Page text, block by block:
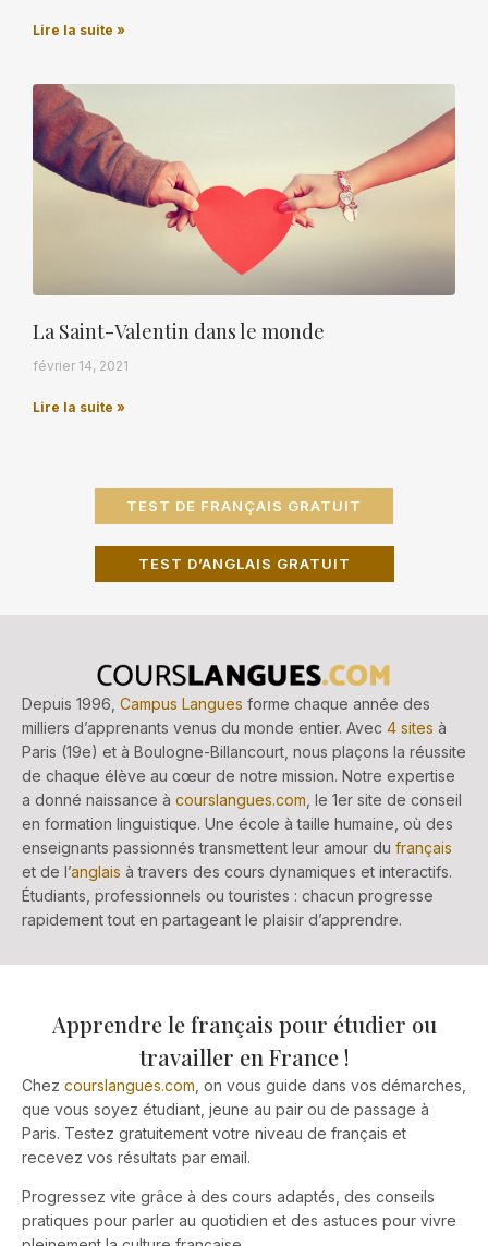
Lire la suite »
La Saint-Valentin dans le monde
février 14, 2021
Lire la suite »
TEST DE FRANÇAIS GRATUIT
TEST D’ANGLAIS GRATUIT
Depuis 1996, Campus Langues forme chaque année des
milliers d’apprenants venus du monde entier. Avec 4 sites à
Paris (19e) et à Boulogne-Billancourt, nous plaçons la réussite
de chaque élève au cœur de notre mission. Notre expertise
a donné naissance à courslangues.com , le 1er site de conseil
en formation linguistique. Une école à taille humaine, où des
enseignants passionnés transmettent leur amour du français
et de l’anglais à travers des cours dynamiques et interactifs.
Étudiants, professionnels ou touristes : chacun progresse
rapidement tout en partageant le plaisir d’apprendre.
Apprendre le français pour étudier ou
travailler en France !
Chez courslangues.com , on vous guide dans vos démarches,
que vous soyez étudiant, jeune au pair ou de passage à
Paris. Testez gratuitement votre niveau de français et
recevez vos résultats par email.
Progressez vite grâce à des cours adaptés, des conseils
pratiques pour parler au quotidien et des astuces pour vivre